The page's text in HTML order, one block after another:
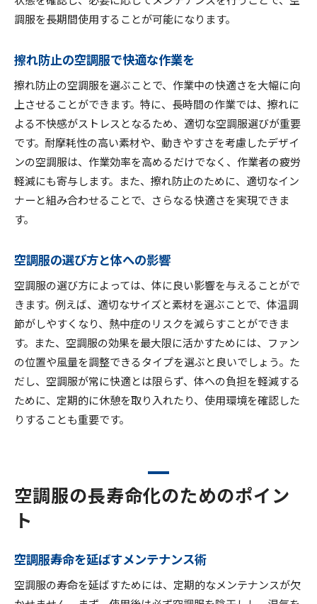
調服を長期間使用することが可能になります。
擦れ防止の空調服で快適な作業を
擦れ防止の空調服を選ぶことで、作業中の快適さを大幅に向
上させることができます。特に、長時間の作業では、擦れに
よる不快感がストレスとなるため、適切な空調服選びが重要
です。耐摩耗性の高い素材や、動きやすさを考慮したデザイ
ンの空調服は、作業効率を高めるだけでなく、作業者の疲労
軽減にも寄与します。また、擦れ防止のために、適切なイン
ナーと組み合わせることで、さらなる快適さを実現できま
す。
空調服の選び方と体への影響
空調服の選び方によっては、体に良い影響を与えることがで
きます。例えば、適切なサイズと素材を選ぶことで、体温調
節がしやすくなり、熱中症のリスクを減らすことができま
す。また、空調服の効果を最大限に活かすためには、ファン
の位置や風量を調整できるタイプを選ぶと良いでしょう。た
だし、空調服が常に快適とは限らず、体への負担を軽減する
ために、定期的に休憩を取り入れたり、使用環境を確認した
りすることも重要です。
空調服の長寿命化のためのポイン
ト
空調服寿命を延ばすメンテナンス術
空調服の寿命を延ばすためには、定期的なメンテナンスが欠